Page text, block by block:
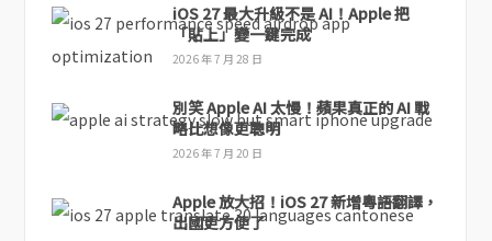
iOS 27 最大升級不是 AI！Apple 把
「貼上」變一鍵完成
2026 年 7 月 28 日
別笑 Apple AI 太慢！蘋果真正的 AI 戰
略比想像更聰明
2026 年 7 月 20 日
Apple 放大招！iOS 27 新增粵語翻譯，
出國更方便了